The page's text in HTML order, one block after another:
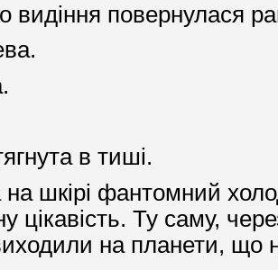
видіння повернулася
в тиші.
на шкірі фантомний
цікавість. Ту саму,
на планети, що